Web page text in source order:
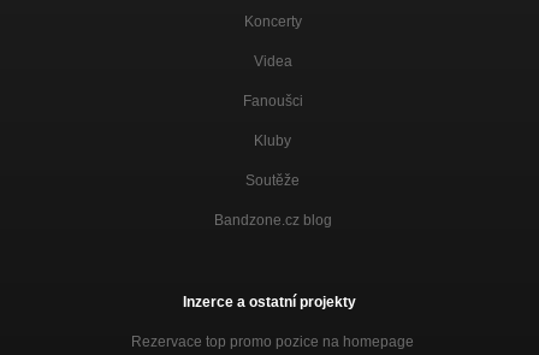
Koncerty
Videa
Fanoušci
Kluby
Soutěže
Bandzone.cz blog
Inzerce a ostatní projekty
Rezervace top promo pozice na homepage